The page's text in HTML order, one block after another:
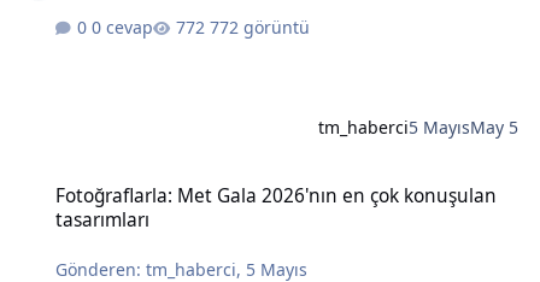
0 cevap 772 görüntü
tm_haberci5 MayısMay 5
Fotoğraflarla: Met Gala 2026'nın en çok konuşulan
tasarımları
Gönderen:tm_haberci, 5 Mayıs